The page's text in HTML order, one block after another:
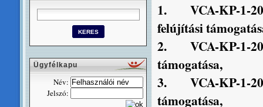
1.
VCA-KP-1-
felújítási
2.
VCA-KP-1-
támogatása,
3.
VCA-KP-1-
támogatása,
Ügyfélkapu
Név:
Jelszó: